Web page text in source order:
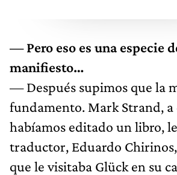
— Pero eso es una especie
manifiesto…
— Después supimos que la
fundamento. Mark Strand, a
habíamos editado un libro,
traductor, Eduardo
que le visitaba Glück en su